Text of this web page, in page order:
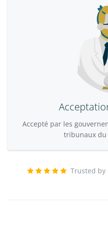
Accepté par les
tribunaux
Trusted by